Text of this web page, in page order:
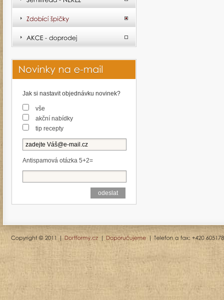
Jak si nastavit objednávku novinek?
vše
akční nabídky
tip recepty
Antispamová otázka 5+2=